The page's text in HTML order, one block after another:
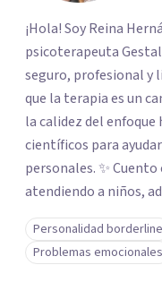
¡Hola! Soy Reina
psicoterapeuta
seguro, profesional y
que la terapia es un
la calidez del
científicos para
personales. ✨ Cuento con años de experiencia clínica
atendiendo a niños,
consultorio privado
especializo en el
ánimo, duelos y los
Personalidad borderline
Problemas emocionales